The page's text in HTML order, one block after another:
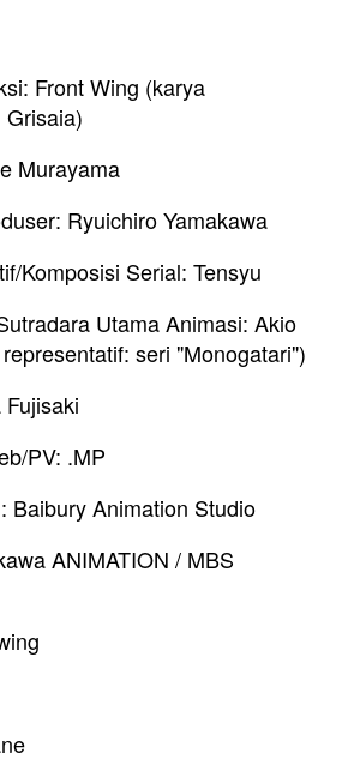
Front Wing (karya
Murayama
Ryuichiro Yamakawa
Komposisi Serial: Tensyu
Utama Animasi: Akio
seri "Monogatari")
PV: .MP
Baibury Animation Studio
ANIMATION / MBS